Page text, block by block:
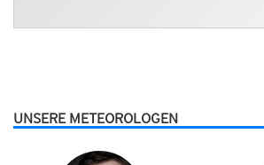
UNSERE METEOROLOGEN